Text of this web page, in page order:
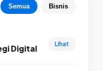
Semua Bisnis
Digital Lihat